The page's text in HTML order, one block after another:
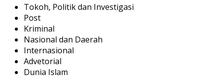
Tokoh, Politik dan Investigasi
Post
Kriminal
Nasional dan Daerah
Internasional
Advetorial
Dunia Islam